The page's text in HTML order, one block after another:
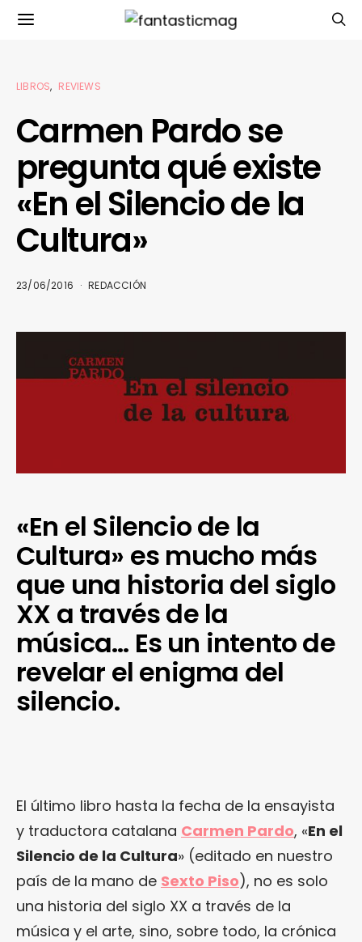
LIBROS REVIEWS
Carmen Pardo se
pregunta qué existe
«En el Silencio de la
Cultura»
23/06/2016 REDACCIÓN
«En el Silencio de la
Cultura» es mucho más
que una historia del siglo
XX a través de la
música… Es un intento de
revelar el enigma del
silencio.
El último libro hasta la fecha de la ensayista
y traductora catalana Carmen Pardo, «En el
Silencio de la Cultura» (editado en nuestro
país de la mano de Sexto Piso), no es solo
una historia del siglo XX a través de la
música y el arte, sino, sobre todo, la crónica